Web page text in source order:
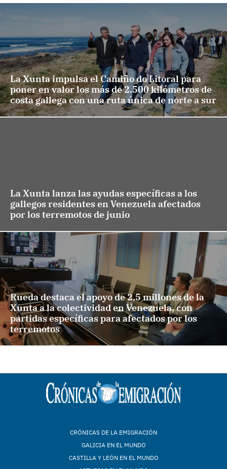
La Xunta impulsa el Camiño do Litoral para
poner en valor los más de 2.500 kilómetros de
costa gallega con una ruta única de norte a sur
La Xunta lanza las ayudas específicas a los
gallegos residentes en Venezuela afectados
por los terremotos de junio
Rueda destaca el apoyo de 2,5 millones de la
Xunta a la colectividad en Venezuela, con
partidas específicas para afectados por los
terremotos
CRÓNICAS DE LA EMIGRACIÓN
GALICIA EN EL MUNDO
CASTILLA Y LEÓN EN EL MUNDO